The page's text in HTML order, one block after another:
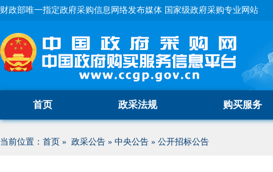
财政部唯一指定政府采购信息网络发布媒体 国家级政府采购专业网站
首页 政采法规 购买服务
当前位置： 首页 » 政采公告 » 中央公告 » 公开招标公告